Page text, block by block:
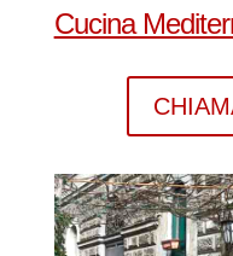
Cucina